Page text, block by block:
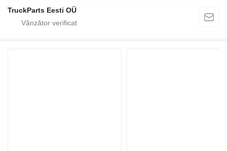
TruckParts Eesti OÜ